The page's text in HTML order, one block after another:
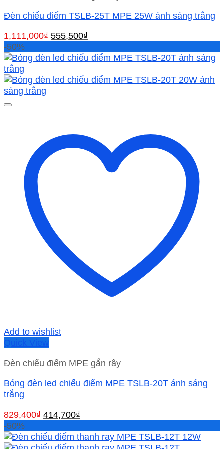
Đèn chiếu điểm TSLB-25T MPE 25W ánh sáng trắng
1,111,000₫ Giá
là:
555,500₫
tại
555,500₫.
-50%
Add to wishlist
Quick View
Đèn chiếu điểm MPE gắn rây
Bóng đèn led chiếu điểm MPE TSLB-20T ánh sáng
trắng
829,400₫ Giá
là:
414,700₫
tại
-50%